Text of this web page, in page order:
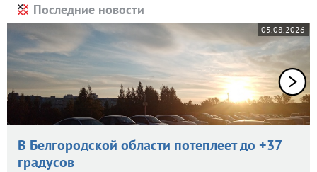
Последние новости
05.08.2026
В Белгородской области потеплеет до +37
градусов